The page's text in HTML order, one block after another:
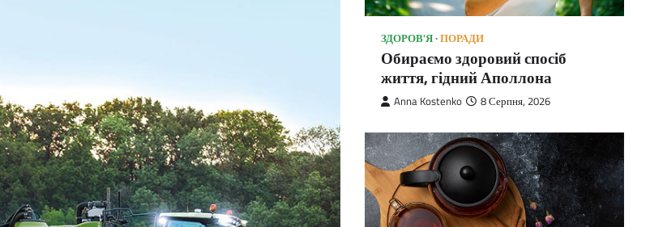
ЗДОРОВ'Я ПОРАДИ
Обираємо здоровий спосіб
життя, гідний Аполлона
Anna Kostenko 8 Серпня, 2026